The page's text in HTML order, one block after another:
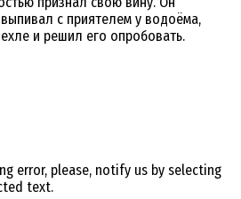
с приятелем у водоёма,
и решил его опробовать.
error, please, notify us by selecting
text.